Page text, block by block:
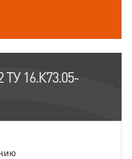
ТУ 16.К73.05-